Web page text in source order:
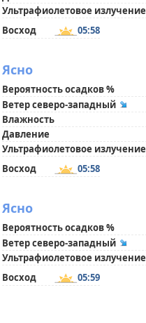
Ультрафиолетовое излучение
Восход
05:58
Ясно
Вероятность осадков %
Ветер северо-западный
Влажность
Давление
Ультрафиолетовое излучение
Восход
05:58
Ясно
Вероятность осадков %
Ветер северо-западный
Ультрафиолетовое излучение
Восход
05:59